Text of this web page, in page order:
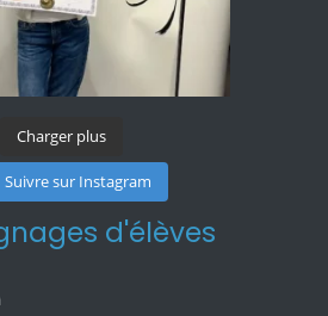
Charger plus
Suivre sur Instagram
d'élèves